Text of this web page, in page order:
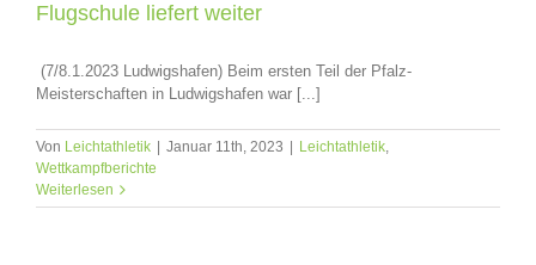
Flugschule liefert weiter
(7/8.1.2023 Ludwigshafen) Beim ersten Teil der Pfalz-
Meisterschaften in Ludwigshafen war [...]
Von Leichtathletik Januar 11th, 2023 Leichtathletik,
Wettkampfberichte
Weiterlesen